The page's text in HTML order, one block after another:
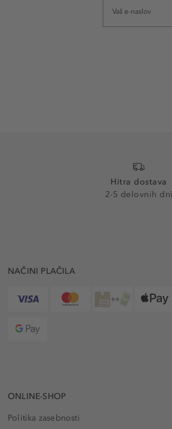
Hitra dostava
2-5 delovnih dni
NAČINI PLAČILA
ONLINE-SHOP
Politika zasebnosti